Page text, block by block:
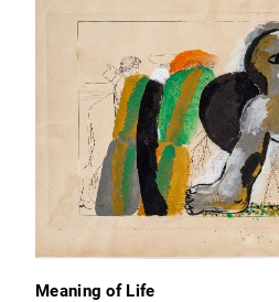
Meaning of Life